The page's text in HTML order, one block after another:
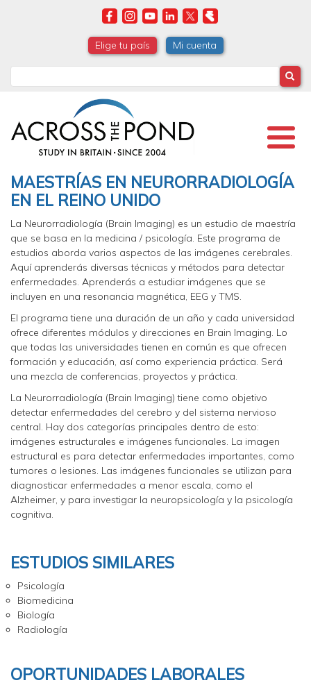
Elige tu país Mi cuenta
MAESTRÍAS EN NEURORRADIOLOGÍA
EN EL REINO UNIDO
La Neurorradiología (Brain Imaging) es un estudio de maestría
que se basa en la medicina / psicología. Este programa de
estudios aborda varios aspectos de las imágenes cerebrales.
Aquí aprenderás diversas técnicas y métodos para detectar
enfermedades. Aprenderás a estudiar imágenes que se
incluyen en una resonancia magnética, EEG y TMS.
El programa tiene una duración de un año y cada universidad
ofrece diferentes módulos y direcciones en Brain Imaging. Lo
que todas las universidades tienen en común es que ofrecen
formación y educación, así como experiencia práctica. Será
una mezcla de conferencias, proyectos y práctica.
La Neurorradiología (Brain Imaging) tiene como objetivo
detectar enfermedades del cerebro y del sistema nervioso
central. Hay dos categorías principales dentro de esto:
imágenes estructurales e imágenes funcionales. La imagen
estructural es para detectar enfermedades importantes, como
tumores o lesiones. Las imágenes funcionales se utilizan para
diagnosticar enfermedades a menor escala, como el
Alzheimer, y para investigar la neuropsicología y la psicología
cognitiva.
ESTUDIOS SIMILARES
Psicología
Biomedicina
Biología
Radiología
OPORTUNIDADES LABORALES